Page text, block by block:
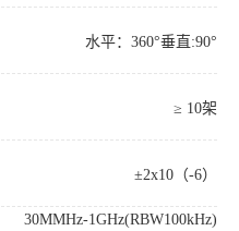
水平：360°垂直:90°
≥ 10架
±2x10（-6）
30MMHz-1GHz(RBW100kHz)